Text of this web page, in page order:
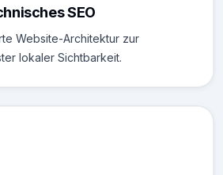
SEO
Website-Architektur zur
lokaler Sichtbarkeit.